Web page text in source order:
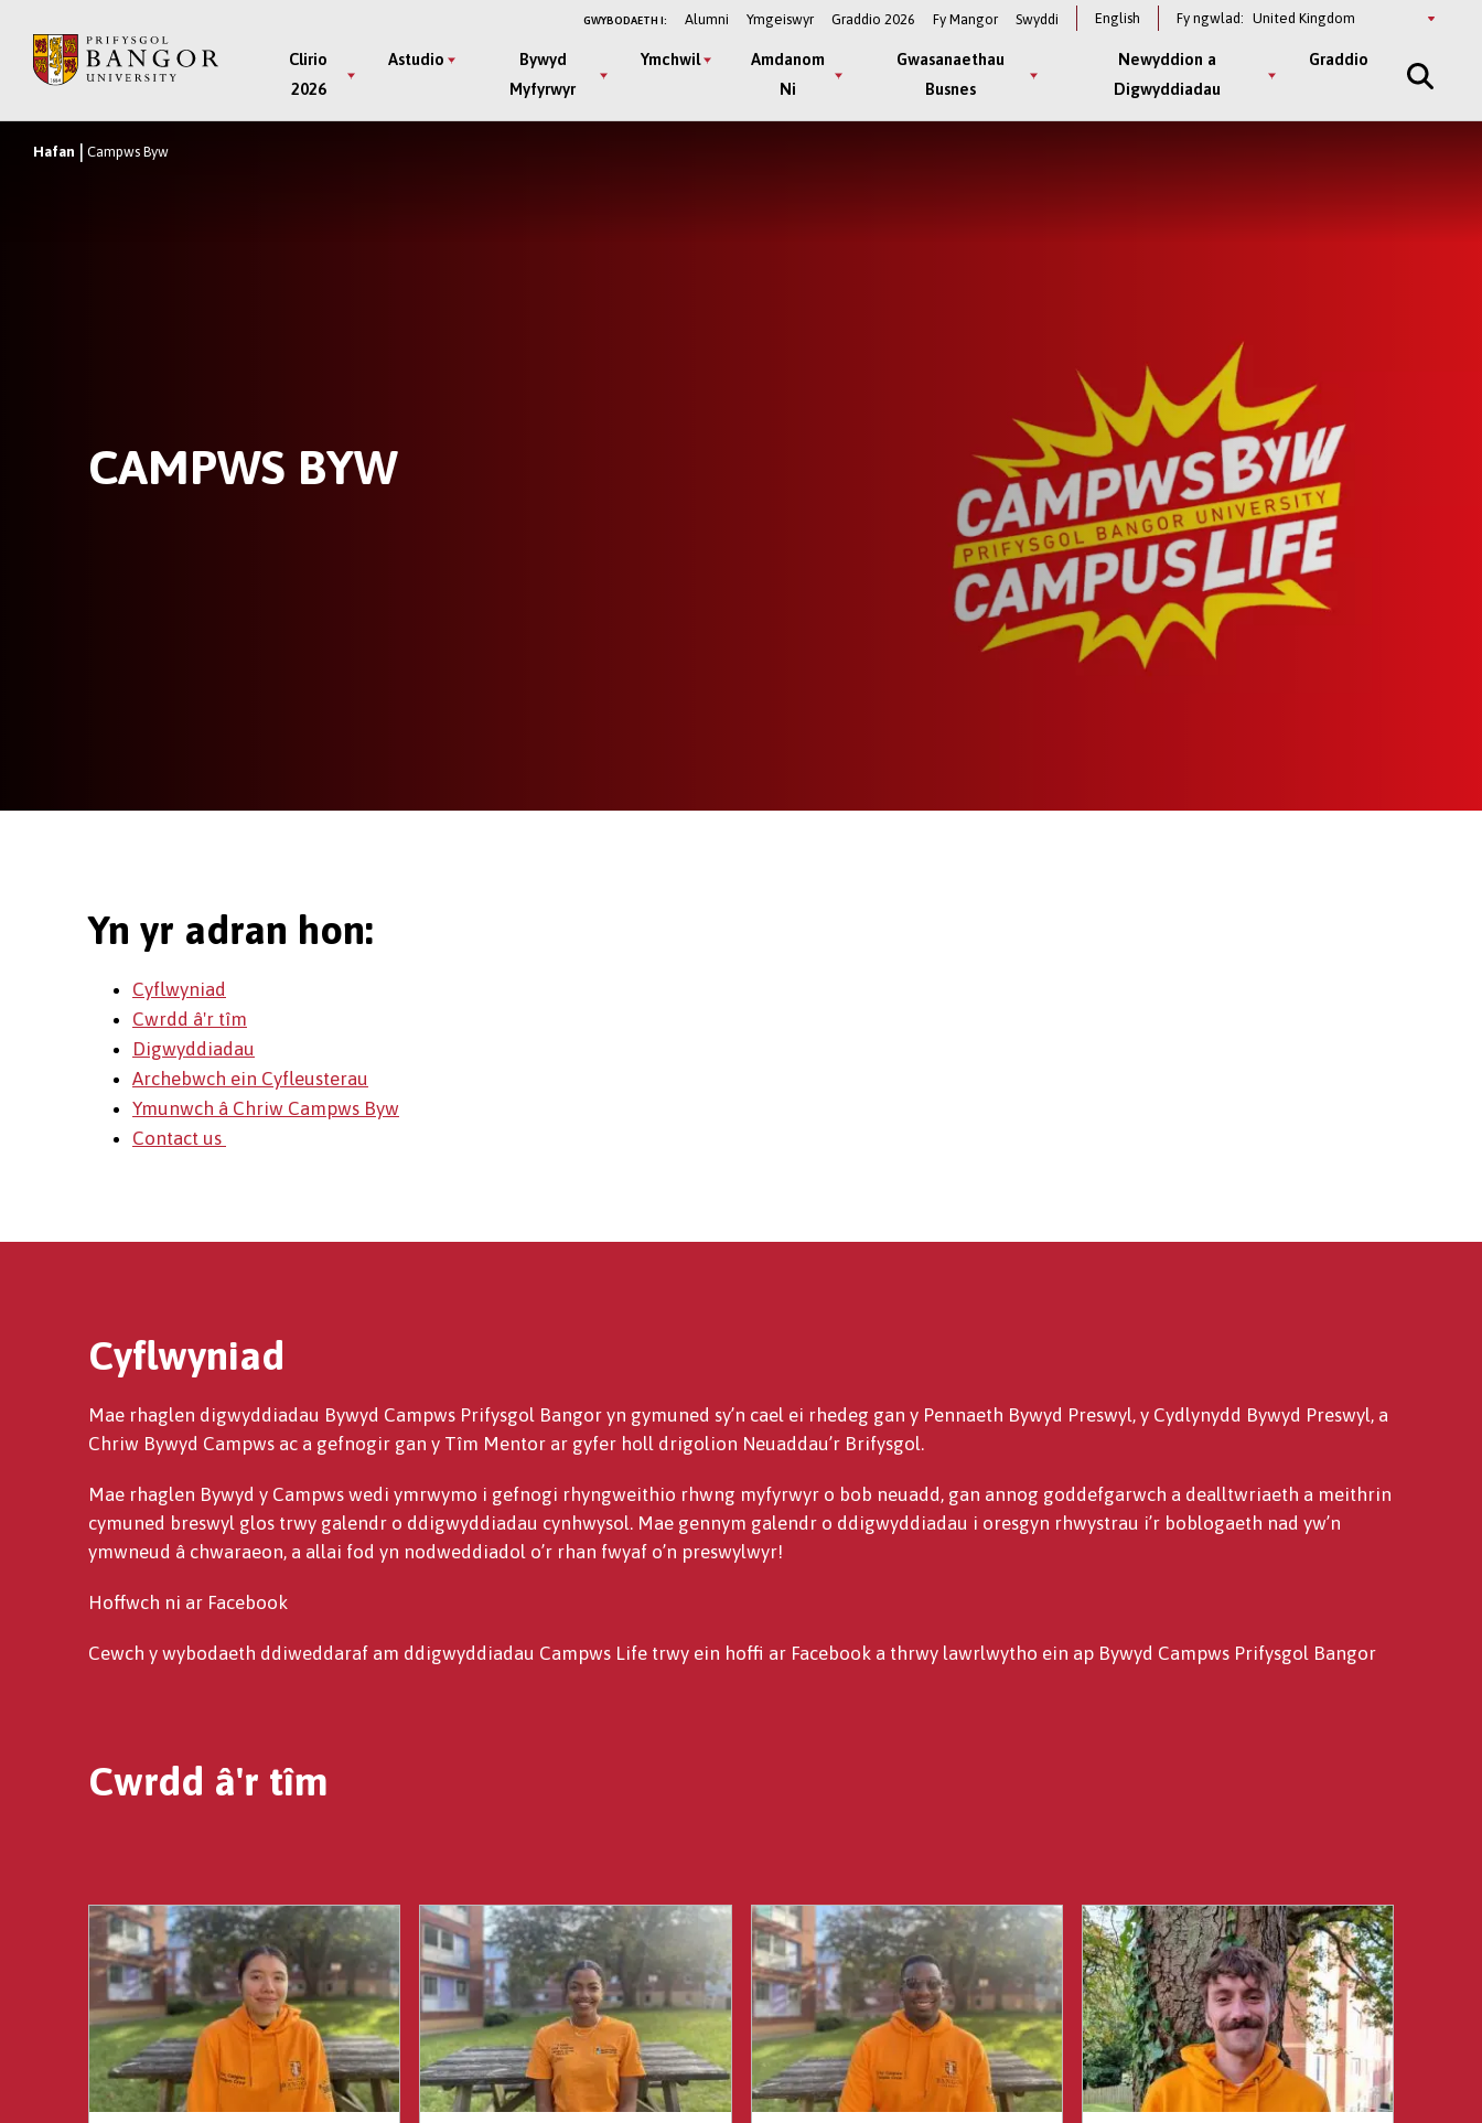
GWYBODAETH I: Alumni Ymgeiswyr Graddio 2026 Fy Mangor Swyddi English Fy ngwlad: Select
Main
Menu
Clirio
2026
Astudio
Bywyd
Myfyrwyr
Ymchwil
Amdanom
Ni
Gwasanaethau
Busnes
Newyddion a
Digwyddiadau
Graddio
Breadcrumb
Hafan Campws Byw
CAMPWS BYW
Yn yr adran hon:
Cyflwyniad
Cwrdd â'r tîm
Digwyddiadau
Archebwch ein Cyfleusterau
Ymunwch â Chriw Campws Byw
Contact us
Cyflwyniad
Mae rhaglen digwyddiadau Bywyd Campws Prifysgol Bangor yn gymuned sy’n cael ei rhedeg gan y Pennaeth Bywyd Preswyl, y Cydlynydd Bywyd Preswyl, a
Chriw Bywyd Campws ac a gefnogir gan y Tîm Mentor ar gyfer holl drigolion Neuaddau’r Brifysgol.
Mae rhaglen Bywyd y Campws wedi ymrwymo i gefnogi rhyngweithio rhwng myfyrwyr o bob neuadd, gan annog goddefgarwch a dealltwriaeth a meithrin
cymuned breswyl glos trwy galendr o ddigwyddiadau cynhwysol. Mae gennym galendr o ddigwyddiadau i oresgyn rhwystrau i’r boblogaeth nad yw’n
ymwneud â chwaraeon, a allai fod yn nodweddiadol o’r rhan fwyaf o’n preswylwyr!
Hoffwch ni ar Facebook
Cewch y wybodaeth ddiweddaraf am ddigwyddiadau Campws Life trwy ein hoffi ar Facebook a thrwy lawrlwytho ein ap Bywyd Campws Prifysgol Bangor
Cwrdd â'r tîm